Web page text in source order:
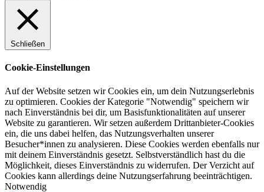
Schließen
Cookie-Einstellungen
Auf der Website setzen wir Cookies ein, um dein Nutzungserlebnis
zu optimieren. Cookies der Kategorie "Notwendig" speichern wir
nach Einverständnis bei dir, um Basisfunktionalitäten auf unserer
Website zu garantieren. Wir setzen außerdem Drittanbieter-Cookies
ein, die uns dabei helfen, das Nutzungsverhalten unserer
Besucher*innen zu analysieren. Diese Cookies werden ebenfalls nur
mit deinem Einverständnis gesetzt. Selbstverständlich hast du die
Möglichkeit, dieses Einverständnis zu widerrufen. Der Verzicht auf
Cookies kann allerdings deine Nutzungserfahrung beeinträchtigen.
Notwendig